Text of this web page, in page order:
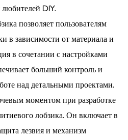
любителей DIY.
позволяет пользователям
в зависимости от материала и
в сочетании с настройками
больший контроль и
над детальными проектами.
моментом при разработке
лобзика. Он включает в
лезвия и механизм